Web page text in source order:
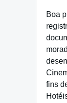
Boa
fins